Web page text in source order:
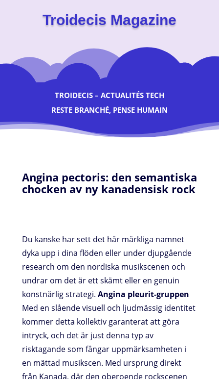
Troidecis Magazine
TROIDECIS – ACTUALITÉS TECH
RESTE BRANCHÉ, PENSE HUMAIN
Angina pectoris: den semantiska
chocken av ny kanadensisk rock
Du kanske har sett det här märkliga namnet
dyka upp i dina flöden eller under djupgående
research om den nordiska musikscenen och
undrar om det är ett skämt eller en genuin
konstnärlig strategi. Angina pleurit-gruppen
Med en slående visuell och ljudmässig identitet
kommer detta kollektiv garanterat att göra
intryck, och det är just denna typ av
risktagande som fångar uppmärksamheten i
en mättad musikscen. Med ursprung direkt
från Kanada, där den oberoende rockscenen